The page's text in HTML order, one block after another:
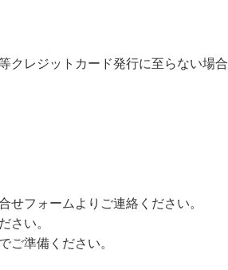
クレジットカード発行に至らない場合
せフォームよりご連絡ください。
さい。
ご準備ください。